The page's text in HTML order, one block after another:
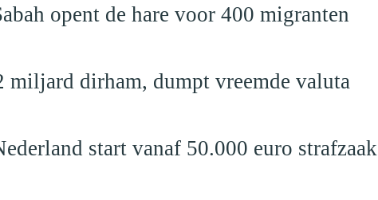
opent de hare voor 400 migranten
miljard dirham, dumpt vreemde valuta
start vanaf 50.000 euro strafzaak